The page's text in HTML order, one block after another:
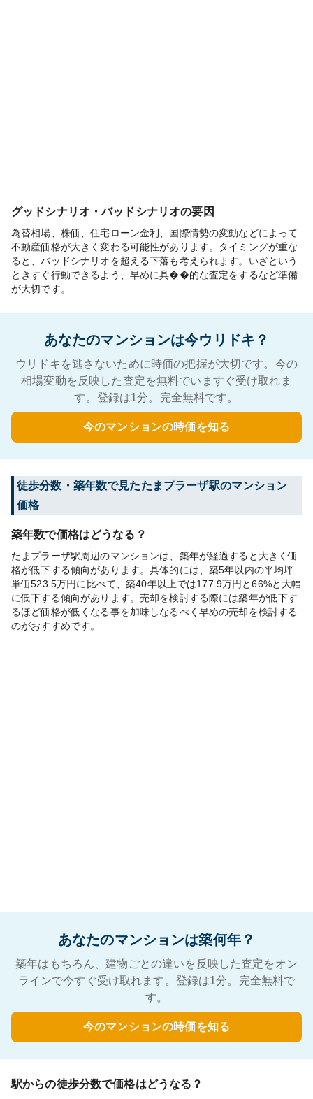
グッドシナリオ・バッドシナリオの要因
為替相場、株価、住宅ローン金利、国際情勢の変動などによって
不動産価格が大きく変わる可能性があります。タイミングが重な
ると、バッドシナリオを超える下落も考えられます。いざという
ときすぐ行動できるよう、早めに具��的な査定をするなど準備
が大切です。
あなたのマンションは今ウリドキ？
ウリドキを逃さないために時価の把握が大切です。今の
相場変動を反映した査定を無料でいますぐ受け取れま
す。登録は1分。完全無料です。
今のマンションの時価を知る
徒歩分数・築年数で見たたまプラーザ駅のマンション
価格
築年数で価格はどうなる？
たまプラーザ駅周辺のマンションは、築年が経過すると大きく価
格が低下する傾向があります。具体的には、築5年以内の平均坪
単価523.5万円に比べて、築40年以上では177.9万円と66%と大幅
に低下する傾向があります。売却を検討する際には築年が低下す
るほど価格が低くなる事を加味しなるべく早めの売却を検討する
のがおすすめです。
あなたのマンションは築何年？
築年はもちろん、建物ごとの違いを反映した査定をオン
ラインで今すぐ受け取れます。登録は1分。完全無料で
す。
今のマンションの時価を知る
駅からの徒歩分数で価格はどうなる？